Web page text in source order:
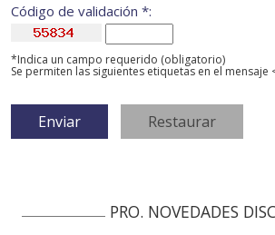
Código de validación *:
*Indica un campo requerido (obligatorio)
Se permiten las siguientes etiquetas en el mensaje
PRO. NOVEDADES